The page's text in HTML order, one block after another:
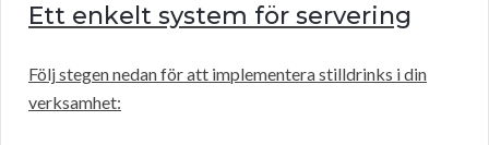
Ett enkelt system för servering
Följ stegen nedan för att implementera stilldrinks i din
verksamhet: